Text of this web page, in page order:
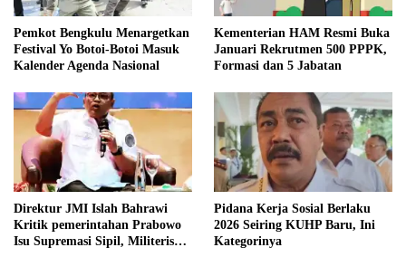
Pemkot Bengkulu Menargetkan
Festival Yo Botoi-Botoi Masuk
Kalender Agenda Nasional
Kementerian HAM Resmi Buka
Januari Rekrutmen 500 PPPK,
Formasi dan 5 Jabatan
Direktur JMI Islah Bahrawi
Kritik pemerintahan Prabowo
Isu Supremasi Sipil, Militerisasi,
Pidana Kerja Sosial Berlaku
2026 Seiring KUHP Baru, Ini
Kategorinya